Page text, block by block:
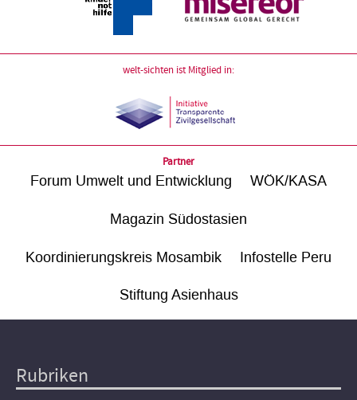
welt-sichten ist Mitglied in:
Partner
Forum Umwelt und Entwicklung WÖK/KASA
Magazin Südostasien
Koordinierungskreis Mosambik Infostelle Peru
Stiftung Asienhaus
Hauptnavigation
Rubriken